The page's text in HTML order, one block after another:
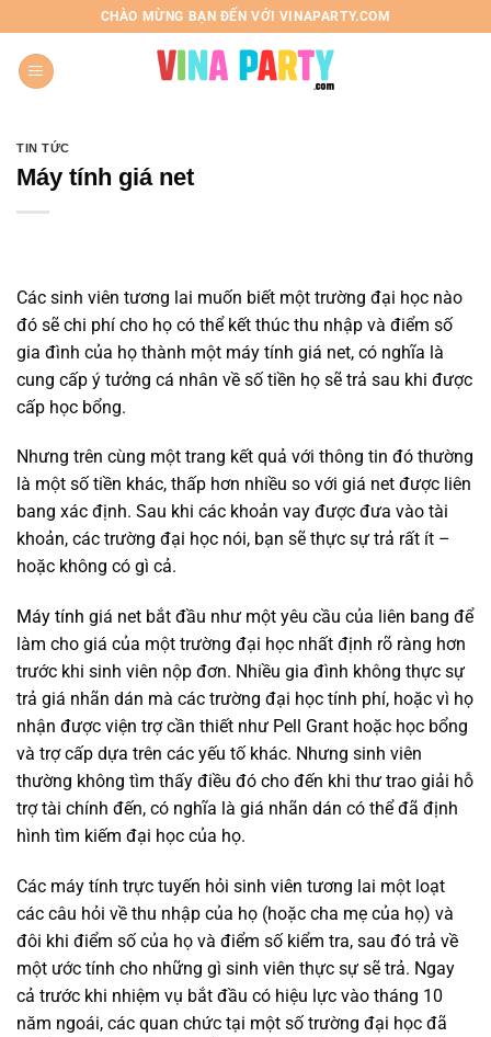
đến
nội
dung
CHÀO MỪNG BẠN ĐẾN VỚI VINAPARTY.COM
TIN TỨC
Máy tính giá net
Các sinh viên tương lai muốn biết một trường đại học nào
đó sẽ chi phí cho họ có thể kết thúc thu nhập và điểm số
gia đình của họ thành một máy tính giá net, có nghĩa là
cung cấp ý tưởng cá nhân về số tiền họ sẽ trả sau khi được
cấp học bổng.
Nhưng trên cùng một trang kết quả với thông tin đó thường
là một số tiền khác, thấp hơn nhiều so với giá net được liên
bang xác định. Sau khi các khoản vay được đưa vào tài
khoản, các trường đại học nói, bạn sẽ thực sự trả rất ít –
hoặc không có gì cả.
Máy tính giá net bắt đầu như một yêu cầu của liên bang để
làm cho giá của một trường đại học nhất định rõ ràng hơn
trước khi sinh viên nộp đơn. Nhiều gia đình không thực sự
trả giá nhãn dán mà các trường đại học tính phí, hoặc vì họ
nhận được viện trợ cần thiết như Pell Grant hoặc học bổng
và trợ cấp dựa trên các yếu tố khác. Nhưng sinh viên
thường không tìm thấy điều đó cho đến khi thư trao giải hỗ
trợ tài chính đến, có nghĩa là giá nhãn dán có thể đã định
hình tìm kiếm đại học của họ.
Các máy tính trực tuyến hỏi sinh viên tương lai một loạt
các câu hỏi về thu nhập của họ (hoặc cha mẹ của họ) và
đôi khi điểm số của họ và điểm số kiểm tra, sau đó trả về
một ước tính cho những gì sinh viên thực sự sẽ trả. Ngay
cả trước khi nhiệm vụ bắt đầu có hiệu lực vào tháng 10
năm ngoái, các quan chức tại một số trường đại học đã